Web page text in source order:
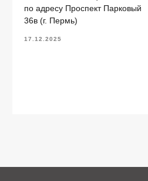
по адресу Проспект Парковый
36в (г. Пермь)
17.12.2025
Плиты перекрытия ПК